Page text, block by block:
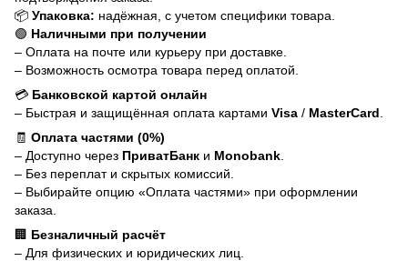
📦 Упаковка: надёжная, с учетом специфики товара.
🟢 Наличными при получении
– Оплата на почте или курьеру при доставке.
– Возможность осмотра товара перед оплатой.
💳 Банковской картой онлайн
– Быстрая и защищённая оплата картами Visa / MasterCard
🧾 Оплата частями (0%)
– Доступно через ПриватБанк и Monobank
– Без переплат и скрытых комиссий.
– Выбирайте опцию «Оплата частями» при оформлении
заказа.
🏢 Безналичный расчёт
– Для физических и юридических лиц.